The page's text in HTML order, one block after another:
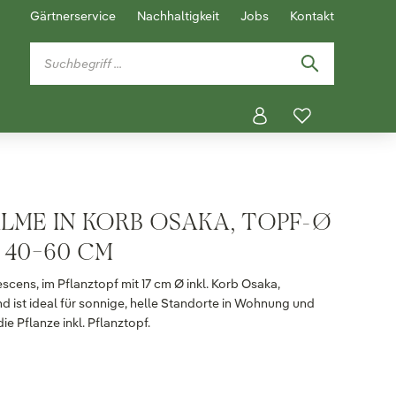
Gärtnerservice Nachhaltigkeit Jobs Kontakt
IN KORB OSAKA, TOPF-Ø
40-60 CM
im Pflanztopf mit 17 cm Ø inkl. Korb Osaka,
ist ideal für sonnige, helle Standorte in Wohnung und
Pflanze inkl. Pflanztopf.